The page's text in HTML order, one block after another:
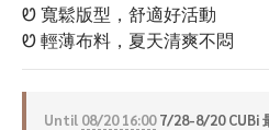
Ꮼ 寬鬆版型，舒適好活動
Ꮼ 輕薄布料，夏天清爽不悶
Until 08/20 16:007/28-8/20 CUBi